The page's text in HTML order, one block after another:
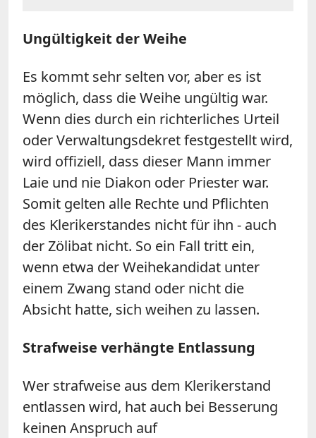
Ungültigkeit der Weihe
Es kommt sehr selten vor, aber es ist
möglich, dass die Weihe ungültig war.
Wenn dies durch ein richterliches Urteil
oder Verwaltungsdekret festgestellt wird,
wird offiziell, dass dieser Mann immer
Laie und nie Diakon oder Priester war.
Somit gelten alle Rechte und Pflichten
des Klerikerstandes nicht für ihn - auch
der Zölibat nicht. So ein Fall tritt ein,
wenn etwa der Weihekandidat unter
einem Zwang stand oder nicht die
Absicht hatte, sich weihen zu lassen.
Strafweise verhängte Entlassung
Wer strafweise aus dem Klerikerstand
entlassen wird, hat auch bei Besserung
keinen Anspruch auf